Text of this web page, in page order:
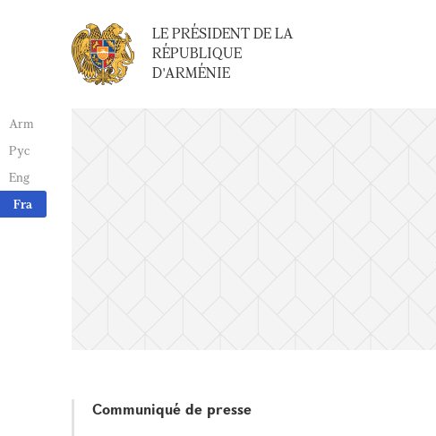
Arm
Рус
Eng
Fra
LE PRÉSIDENT DE LA
RÉPUBLIQUE
D'ARMÉNIE
Communiqué de presse